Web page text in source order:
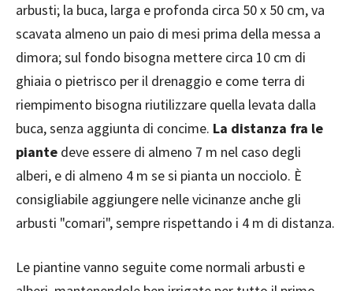
arbusti; la buca, larga e profonda circa 50 x 50 cm, va
scavata almeno un paio di mesi prima della messa a
dimora; sul fondo bisogna mettere circa 10 cm di
ghiaia o pietrisco per il drenaggio e come terra di
riempimento bisogna riutilizzare quella levata dalla
buca, senza aggiunta di concime. La distanza fra le
piante deve essere di almeno 7 m nel caso degli
alberi, e di almeno 4 m se si pianta un nocciolo. È
consigliabile aggiungere nelle vicinanze anche gli
arbusti "comari", sempre rispettando i 4 m di distanza.
Le piantine vanno seguite come normali arbusti e